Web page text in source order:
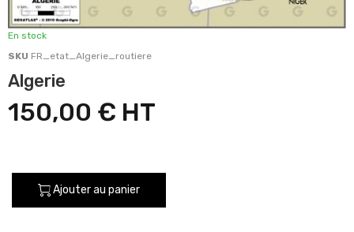
En stock
SKU FR_etat_Algerie_routiere
Algerie
150,00 €
Ajouter au panier